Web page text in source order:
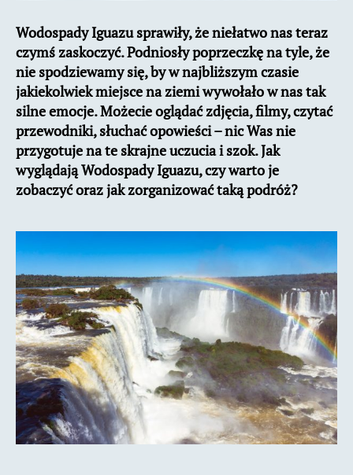
Wodospady Iguazu sprawiły, że niełatwo nas teraz
czymś zaskoczyć. Podniosły poprzeczkę na tyle, że
nie spodziewamy się, by w najbliższym czasie
jakiekolwiek miejsce na ziemi wywołało w nas tak
silne emocje. Możecie oglądać zdjęcia, filmy, czytać
przewodniki, słuchać opowieści – nic Was nie
przygotuje na te skrajne uczucia i szok. Jak
wyglądają Wodospady Iguazu, czy warto je
zobaczyć oraz jak zorganizować taką podróż?